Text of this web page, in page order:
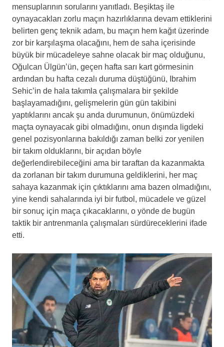
mensuplarının sorularını yanıtladı. Beşiktaş ile
oynayacakları zorlu maçın hazırlıklarına devam ettiklerini
belirten genç teknik adam, bu maçın hem kağıt üzerinde
zor bir karşılaşma olacağını, hem de saha içerisinde
büyük bir mücadeleye sahne olacak bir maç olduğunu,
Oğulcan Ülgün’ün, geçen hafta sarı kart görmesinin
ardından bu hafta cezalı duruma düştüğünü, Ibrahim
Sehic’in de hala takımla çalışmalara bir şekilde
başlayamadığını, gelişmelerin gün gün takibini
yaptıklarını ancak şu anda durumunun, önümüzdeki
maçta oynayacak gibi olmadığını, onun dışında ligdeki
genel pozisyonlarına bakıldığı zaman belki zor yenilen
bir takım olduklarını, bir açıdan böyle
değerlendirebileceğini ama bir taraftan da kazanmakta
da zorlanan bir takım durumuna geldiklerini, her maç
sahaya kazanmak için çıktıklarını ama bazen olmadığını,
yine kendi sahalarında iyi bir futbol, mücadele ve güzel
bir sonuç için maça çıkacaklarını, o yönde de bugün
taktik bir antrenmanla çalışmaları sürdüreceklerini ifade
etti.